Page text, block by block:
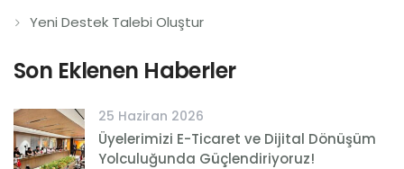
Yeni Destek Talebi Oluştur
Son Eklenen Haberler
25 Haziran 2026
Üyelerimizi E-Ticaret ve Dijital Dönüşüm
Yolculuğunda Güçlendiriyoruz!